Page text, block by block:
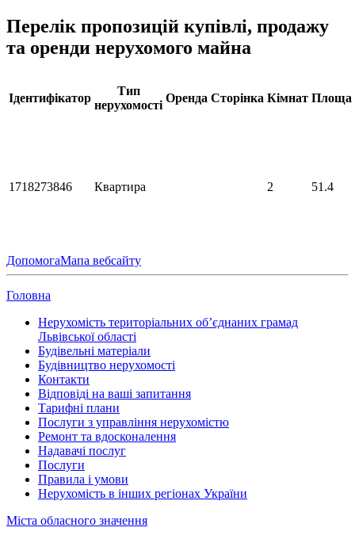
Перелік пропозицій купівлі, продажу
та оренди нерухомого майна
Ідентифікатор
Тип
нерухомості
Оренда Сторінка Кімнат Площа
1718273846 Квартира 2 51.4
ДопомогаМапа вебсайту
Головна
Нерухомість територіальних об’єднаних грамад
Львівської області
Будівельні матеріали
Будівництво нерухомості
Контакти
Відповіді на ваші запитання
Тарифні плани
Послуги з управління нерухомістю
Ремонт та вдосконалення
Надавачі послуг
Послуги
Правила і умови
Нерухомість в інших регіонах України
Міста обласного значення